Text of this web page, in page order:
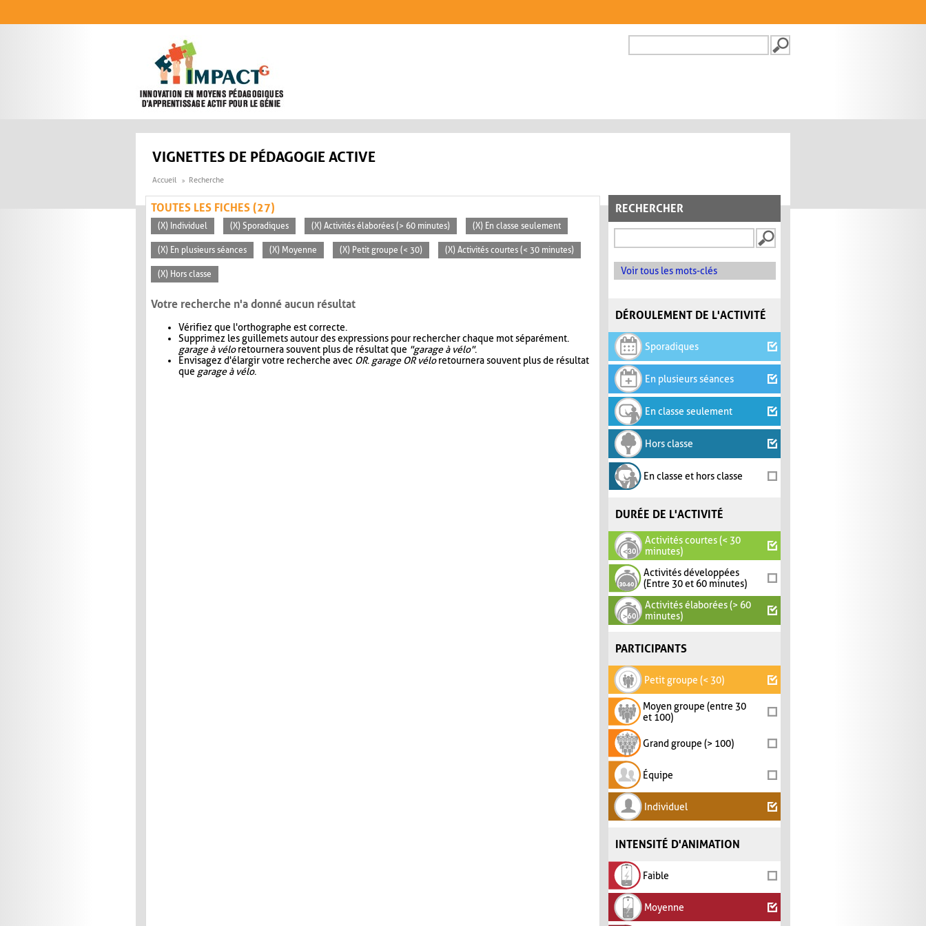
FORMULAIRE DE
VIGNETTES DE PÉDAGOGIE ACTIVE
Accueil Recherche
RECHERCHER
Voir tous les mots-clés
DÉROULEMENT DE L'ACTIVITÉ
Sporadiques
En plusieurs séances
En classe seulement
Hors classe
En classe et hors classe
DURÉE DE L'ACTIVITÉ
Activités courtes (< 30
minutes)
Activités développées
(Entre 30 et 60 minutes)
Activités élaborées (> 60
minutes)
PARTICIPANTS
Petit groupe (< 30)
Moyen groupe (entre 30
et 100)
Grand groupe (> 100)
Équipe
Individuel
INTENSITÉ D'ANIMATION
Faible
Moyenne
TOUTES LES FICHES (27)
(X) Individuel (X) Sporadiques (X) Activités élaborées (> 60 minutes) (X) En classe seulement
(X) En plusieurs séances (X) Moyenne (X) Petit groupe (< 30) (X) Activités courtes (< 30 minutes)
(X) Hors classe
Votre recherche n'a donné aucun résultat
Vérifiez que l'orthographe est correcte.
Supprimez les guillemets autour des expressions pour rechercher chaque mot séparément.
garage à véloretournera souvent plus de résultat que "garage à vélo".
Envisagez d'élargir votre recherche avec OR. garage OR véloretournera souvent plus de résultat
que garage à vélo.